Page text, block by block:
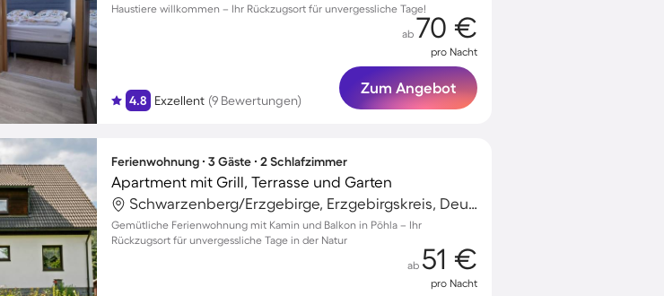
Haustiere willkommen – Ihr Rückzugsort für unvergessliche Tage!
4.8 Exzellent (9 Bewertungen)
ab 70 €
pro Nacht
Zum Angebot
Ferienwohnung ∙ 3 Gäste ∙ 2 Schlafzimmer
Apartment mit Grill, Terrasse und Garten
Schwarzenberg/Erzgebirge, Erzgebirgskreis, Deutschland
Gemütliche Ferienwohnung mit Kamin und Balkon in Pöhla – Ihr
Rückzugsort für unvergessliche Tage in der Natur
ab 51 €
pro Nacht